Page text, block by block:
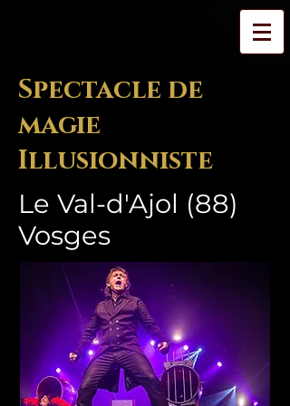
Spectacle de
magie
Illusionniste
Le Val-d'Ajol (88)
Vosges